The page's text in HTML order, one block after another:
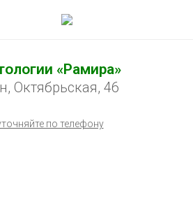
«Рамира»
Октябрьская, 46
по телефону